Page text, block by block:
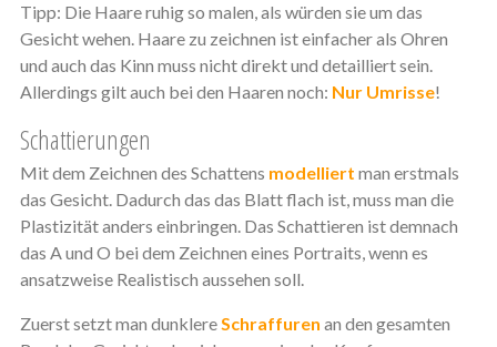
Tipp: Die Haare ruhig so malen, als würden sie um das
Gesicht wehen. Haare zu zeichnen ist einfacher als Ohren
und auch das Kinn muss nicht direkt und detailliert sein.
Allerdings gilt auch bei den Haaren noch: Nur Umrisse!
Schattierungen
Mit dem Zeichnen des Schattens modelliert man erstmals
das Gesicht. Dadurch das das Blatt flach ist, muss man die
Plastizität anders einbringen. Das Schattieren ist demnach
das A und O bei dem Zeichnen eines Portraits, wenn es
ansatzweise Realistisch aussehen soll.
Zuerst setzt man dunklereSchraffuren an den gesamten